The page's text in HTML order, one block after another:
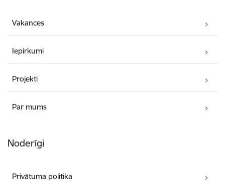
Vakances
Iepirkumi
Projekti
Par mums
Noderīgi
Privātuma politika